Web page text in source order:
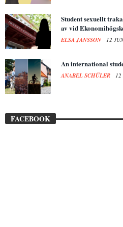
Student sexuellt
av vid
ELSA JANSSON 12
An international
ANABEL SCHÜLER
FACEBOOK